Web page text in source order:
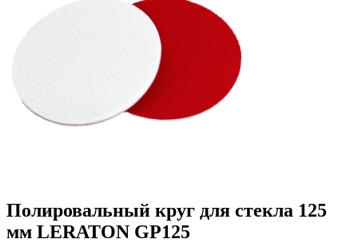
Полировальный круг для стекла 125
мм LERATON GP125